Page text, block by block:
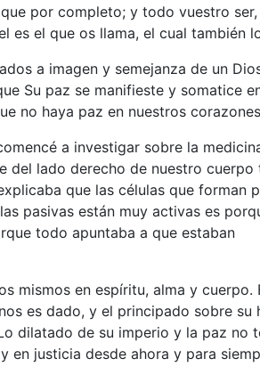
por completo; y todo vuestro
el que os llama, el cual también lo
a imagen y semejanza de un
Su paz se manifieste y somatice
no haya paz en nuestros
a investigar sobre la
del lado derecho de nuestro cuerpo
que las células que forman
pasivas están muy activas es
todo apuntaba a que estaban
mismos en espíritu, alma y cuerpo.
es dado, y el principado sobre su
dilatado de su imperio y la paz no
justicia desde ahora y para